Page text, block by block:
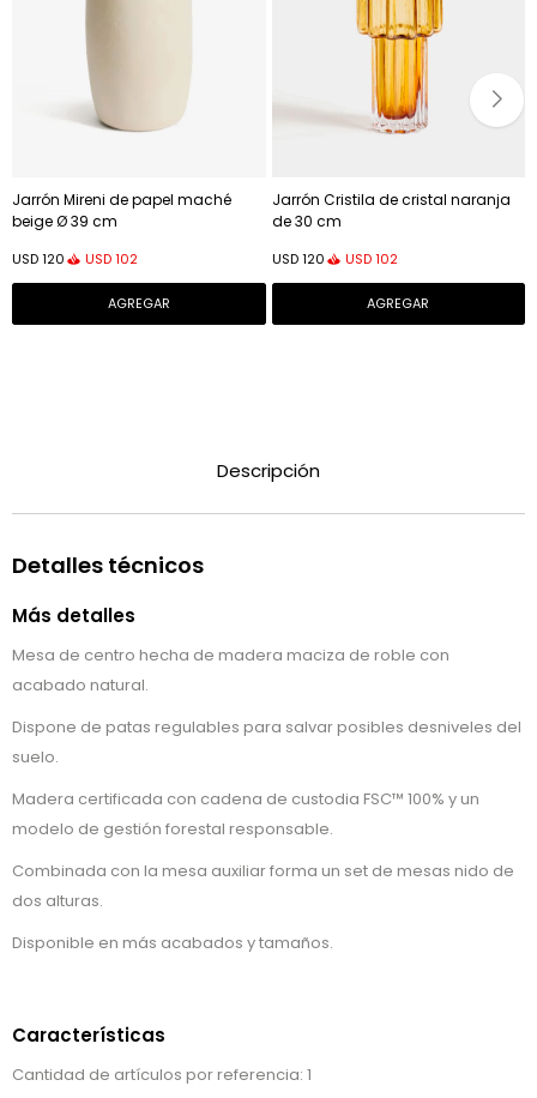
Jarrón Mireni de papel maché
beige Ø 39 cm
USD120 USD102
Jarrón Cristila de cristal naranja
de 30 cm
USD 120 USD 102
Descripción
Detalles técnicos
Más detalles
Mesa de centro hecha de madera maciza de roble con
acabado natural.
Dispone de patas regulables para salvar posibles desniveles del
suelo.
Madera certificada con cadena de custodia FSC™ 100% y un
modelo de gestión forestal responsable.
Combinada con la mesa auxiliar forma un set de mesas nido de
dos alturas.
Disponible en más acabados y tamaños.
Características
Cantidad de artículos por referencia: 1